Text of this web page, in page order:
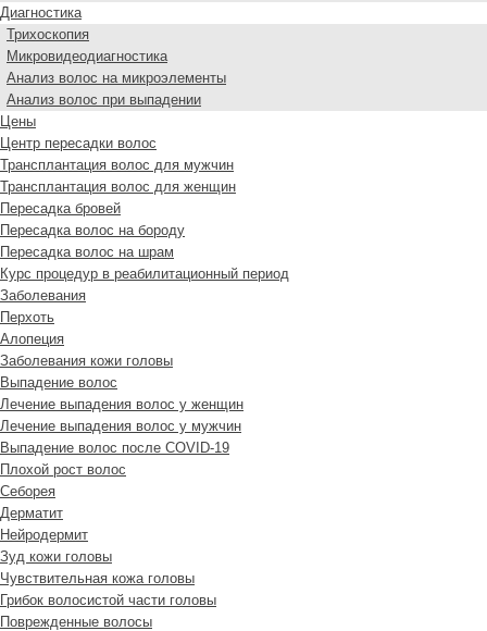
Диагностика
Трихоскопия
Микровидеодиагностика
Анализ волос на микроэлементы
Анализ волос при выпадении
Цены
Центр пересадки волос
Трансплантация волос для мужчин
Трансплантация волос для женщин
Пересадка бровей
Пересадка волос на бороду
Пересадка волос на шрам
Курс процедур в реабилитационный период
Заболевания
Перхоть
Алопеция
Заболевания кожи головы
Выпадение волос
Лечение выпадения волос у женщин
Лечение выпадения волос у мужчин
Выпадение волос после COVID-19
Плохой рост волос
Cеборея
Дерматит
Нейродермит
Зуд кожи головы
Чувствительная кожа головы
Грибок волосистой части головы
Поврежденные волосы